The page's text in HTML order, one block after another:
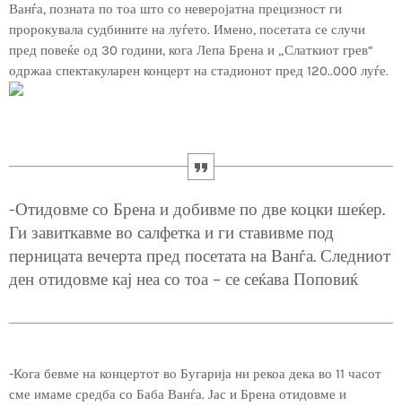
Ванѓа, позната по тоа што со неверојатна прецизност ги
пророкувала судбините на луѓето. Имено, посетата се случи
пред повеќе од 30 години, кога Лепа Брена и „Слаткиот грев“
одржаа спектакуларен концерт на стадионот пред 120..000 луѓе.
-Отидовме со Брена и добивме по две коцки шеќер.
Ги завиткавме во салфетка и ги ставивме под
перницата вечерта пред посетата на Ванѓа. Следниот
ден отидовме кај неа со тоа – се сеќава Поповиќ
-Кога бевме на концертот во Бугарија ни рекоа дека во 11 часот
сме имаме средба со Баба Ванѓа. Јас и Брена отидовме и